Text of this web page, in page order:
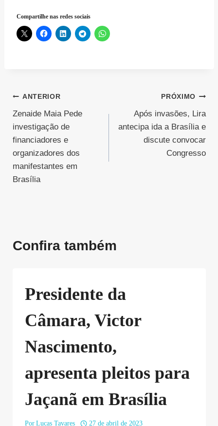
Compartilhe nas redes sociais
Navegação
de
Post
ANTERIOR
Zenaide Maia Pede
investigação de
financiadores e
organizadores dos
manifestantes em
Brasília
PRÓXIMO
Após invasões, Lira
antecipa ida a Brasília e
discute convocar
Congresso
Confira também
Presidente da
Câmara, Victor
Nascimento,
apresenta pleitos para
Jaçanã em Brasília
Por Lucas Tavares 27 de abril de 2023